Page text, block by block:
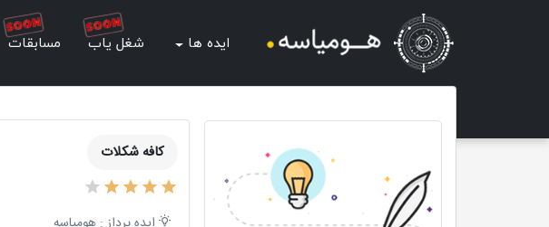
ایده ها شغل یاب مسابقات
کافه شکلات